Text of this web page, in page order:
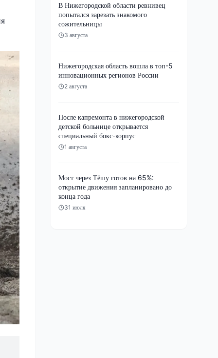
В Нижегородской области ревнивец
попытался зарезать знакомого
сожительницы
3 августа
Нижегородская область вошла в топ-5
инновационных регионов России
2 августа
После капремонта в нижегородской
детской больнице открывается
специальный бокс-корпус
1 августа
Мост через Тёшу готов на 65%:
открытие движения запланировано до
конца года
31 июля